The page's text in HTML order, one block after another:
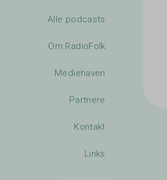
Alle podcasts
Om RadioFolk
Mediehaven
Partnere
Kontakt
Links